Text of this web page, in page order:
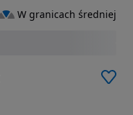
W granicach średniej